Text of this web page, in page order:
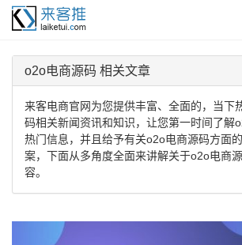
o2o电商源码 相关文章
来客电商官网为您提供丰富、全面的，当下
码相关新闻资讯和知识，让您第一时间了解
热门信息，并且给予有关o2o电商源码方面
案，下面从多角度全面来讲解关于o2o电商
容。